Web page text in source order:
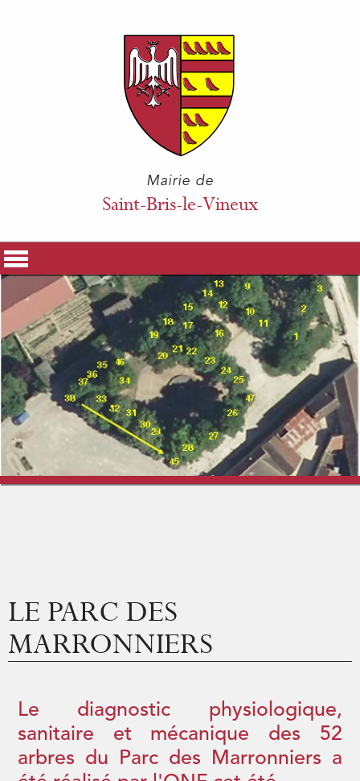
Mairie de
Saint-Bris-le-Vineux
La Mairie
Vos Démarches
Histoire & Patrimoine
Vigne & Vins
Vivre à Saint-Bris
Culture et Loisirs
Vie économique
LE PARC DES
MARRONNIERS
Le diagnostic physiologique,
sanitaire et mécanique des 52
arbres du Parc des Marronniers a